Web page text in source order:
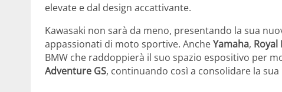
elevate e dal design accattivante.
Kawasaki non sarà da meno, presentando la sua
appassionati di moto sportive. AncheYamaha, Royal
BMW che raddoppierà il suo spazio espositivo per
Adventure GS, continuando così a consolidare la